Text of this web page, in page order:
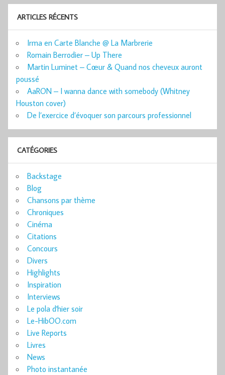
ARTICLES RÉCENTS
Irma en Carte Blanche @ La Marbrerie
Romain Berrodier – Up There
Martin Luminet – Cœur & Quand nos cheveux auront
poussé
AaRON – I wanna dance with somebody (Whitney
Houston cover)
De l’exercice d’évoquer son parcours professionnel
CATÉGORIES
Backstage
Blog
Chansons par thème
Chroniques
Cinéma
Citations
Concours
Divers
Highlights
Inspiration
Interviews
Le pola d'hier soir
Le-HibOO.com
Live Reports
Livres
News
Photo instantanée